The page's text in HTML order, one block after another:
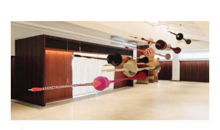
这并非偶然，《偏食》由独立出版团体te editions
策划，他们或许无意中将编辑一期《te
magazine》年刊的方法移植进美术馆：驻地、展
览、公共项目与后续出版物分布在不同时间尺度之
中，共同构成一项持续展开的工作，而非彼此分明
的阶段性输出。展览本身也更接近研究过程中的一
次暂时显影。
这种编辑性思维顺畅地渗透进空间与视觉层面。平
面设计工作室Y17为展览建立的视觉系统正是从咀